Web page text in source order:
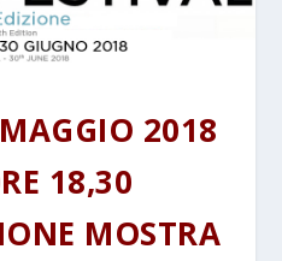
2018
18,30
MOSTRA